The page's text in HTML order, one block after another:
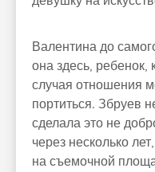
Валентина до
она здесь, ребенок,
случая отношения
портиться. Збруев
сделала это не
через несколько
на съемочной